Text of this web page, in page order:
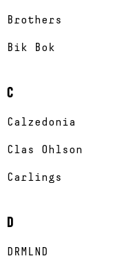
Brothers
Bik Bok
C
Calzedonia
Clas Ohlson
Carlings
D
DRMLND